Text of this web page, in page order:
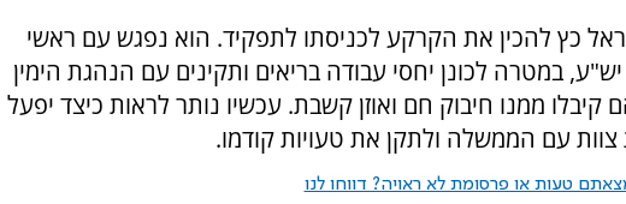
כץ להכין את הקרקע לכניסתו לתפקיד. הוא נפגש עם ראשי
במטרה לכונן יחסי עבודה בריאים ותקינים עם הנהגת הימין
קיבלו ממנו חיבוק חם ואוזן קשבת. עכשיו נותר לראות כיצד יפעל
עם הממשלה ולתקן את טעויות קודמו.
טעות או פרסומת לא ראויה? דווחו לנו